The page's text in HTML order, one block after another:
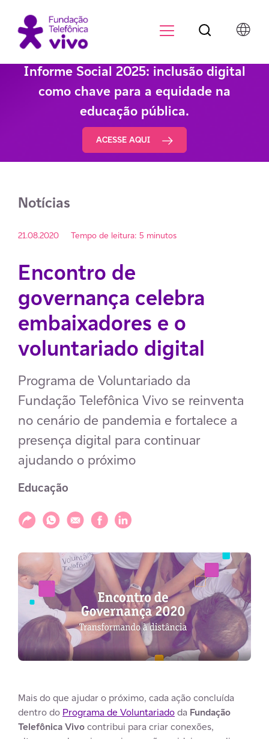
Informe Social 2025: inclusão digital
como chave para a equidade na
educação pública.
ACESSE AQUI
Notícias
21.08.2020 Tempo de leitura: 5 minutos
Encontro de
governança celebra
embaixadores e o
voluntariado digital
Programa de Voluntariado da
Fundação Telefônica Vivo se reinventa
no cenário de pandemia e fortalece a
presença digital para continuar
ajudando o próximo
Educação
Compartilhar
Compartilhar via WhatsApp
Compartilhar via E-mail
Compartilhar via Facebook
Compartilhar via LinkedIn
Mais do que ajudar o próximo, cada ação concluída
dentro do Programa de Voluntariadoda Fundação
Telefônica Vivocontribui para criar conexões,
Botão de